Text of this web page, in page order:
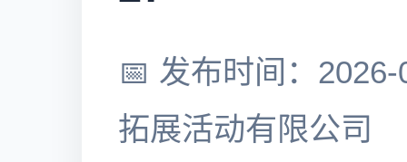
📅 发布时间：
拓展活动有限公司